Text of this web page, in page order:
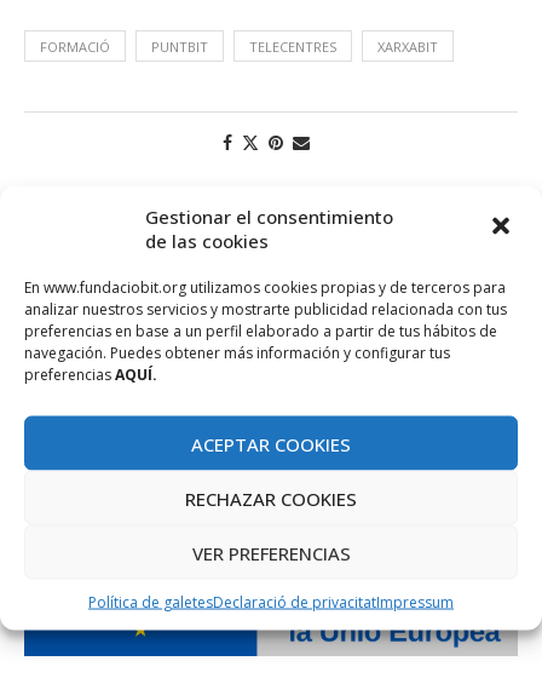
Gestionar el consentimiento
de las cookies
En www.fundaciobit.org utilizamos cookies propias y de terceros para
analizar nuestros servicios y mostrarte publicidad relacionada con tus
preferencias en base a un perfil elaborado a partir de tus hábitos de
navegación. Puedes obtener más información y configurar tus
preferenciasAQUÍ.
ACEPTAR COOKIES
RECHAZAR COOKIES
VER PREFERENCIAS
Política de galetesDeclaració de privacitatImpressum
FORMACIÓ PUNTBIT TELECENTRES XARXABIT
PROJECTE COFINANÇAT PEL FONS SOCIAL EUROPEU